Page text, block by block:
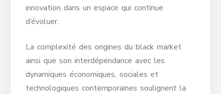
innovation dans un espace qui continue
d’évoluer.
La complexité des origines du black market
ainsi que son interdépendance avec les
dynamiques économiques, sociales et
technologiques contemporaines soulignent la